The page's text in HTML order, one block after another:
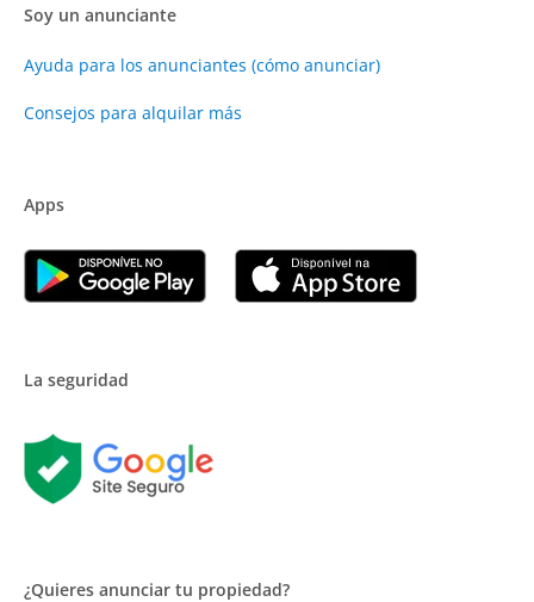
Soy un anunciante
Ayuda para los anunciantes (cómo anunciar)
Consejos para alquilar más
Apps
La seguridad
¿Quieres anunciar tu propiedad?